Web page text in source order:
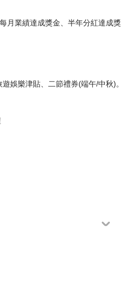
月業績達成獎金、半年分紅達成獎
娛樂津貼、二節禮券(端午/中秋)。